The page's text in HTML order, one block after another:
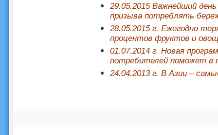
29.05.2015 Важнейший
призыва потреблять
28.05.2015 г. Ежегодно
процентов фруктов и
01.07.2014 г. Новая
потребителей поможет в
24.04.2013 г. В Азии –